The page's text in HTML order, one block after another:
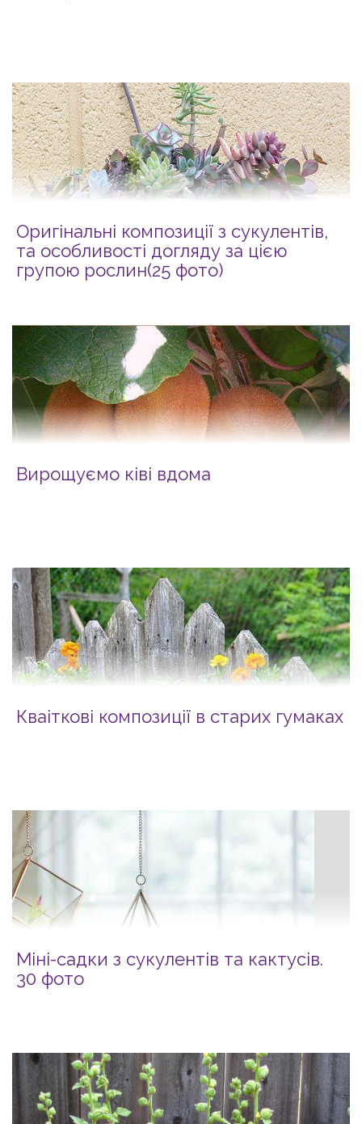
Оригінальні композиції з сукулентів,
та особливості догляду за цією
групою рослин(25 фото)
Вирощуємо ківі вдома
Кваіткові композиції в старих гумаках
Міні-садки з сукулентів та кактусів.
30 фото